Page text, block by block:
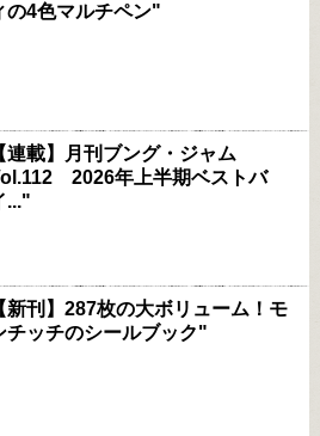
の4色マルチペン"
連載】月刊ブング・ジャム
2026年上半期ベストバ
..."
新刊】287枚の大ボリューム！モ
チッチのシールブック"